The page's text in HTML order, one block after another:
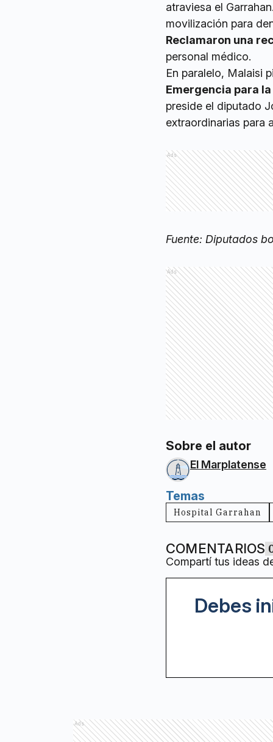
atraviesa el
movilización para
Reclamaron una
personal médico.
En paralelo, Malaisi
Emergencia para
preside el diputado
extraordinarias para
Ads
Fuente: Diputados
Ads
Sobre el autor
El Marplatense
Temas
Hospital Garrahan
COMENTARIOS
Compartí tus ideas
Debes
Ads